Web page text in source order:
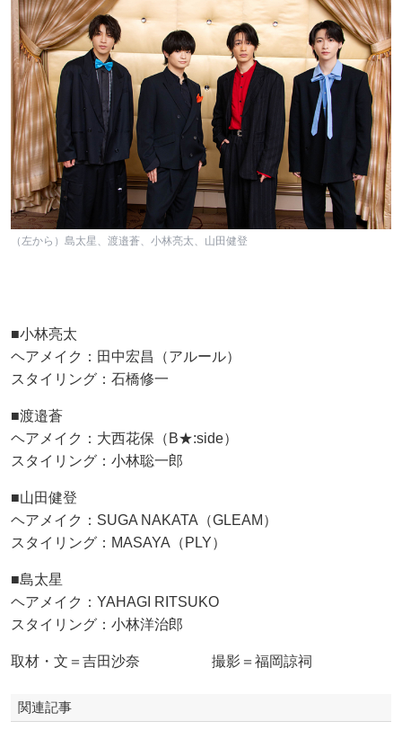
（左から）島太星、渡邉蒼、小林亮太、山田健登
■小林亮太
ヘアメイク：田中宏昌（アルール）
スタイリング：石橋修一
■渡邉蒼
ヘアメイク：大西花保（B★:︎side）
スタイリング：小林聡一郎
■山田健登
ヘアメイク：SUGA NAKATA（GLEAM）
スタイリング：MASAYA（PLY）
■島太星
ヘアメイク：YAHAGI RITSUKO
スタイリング：小林洋治郎
取材・文＝吉田沙奈 撮影＝福岡諒祠
関連記事